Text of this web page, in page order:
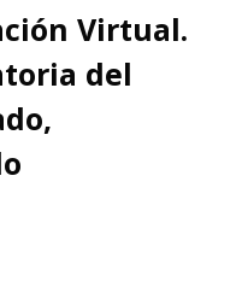
Virtual.
del